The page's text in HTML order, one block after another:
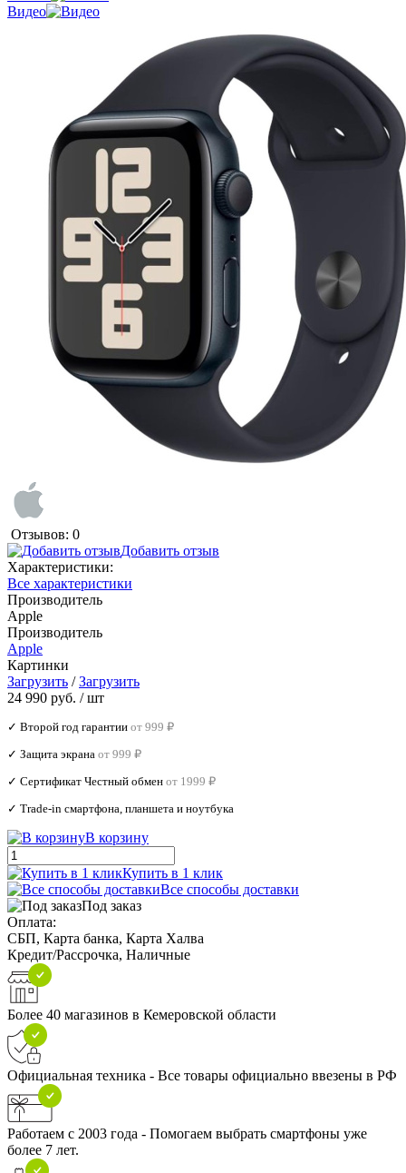
Видео
Отзывов: 0
Добавить отзыв
Характеристики:
Все характеристики
Производитель
Apple
Производитель
Apple
Картинки
Загрузить /Загрузить
24 990 руб. / шт
✓ Второй год гарантии от 999 ₽
✓ Защита экрана от 999 ₽
✓ Сертификат Честный обмен от 1999 ₽
✓ Trade‑in смартфона, планшета и ноутбука
В корзину
Купить в 1 клик
Все способы доставки
Под заказ
Оплата:
СБП, Карта банка, Карта Халва
Кредит/Рассрочка, Наличные
Более 40 магазинов в Кемеровской области
Официальная техника - Все товары официально ввезены в РФ
Работаем с 2003 года - Помогаем выбрать смартфоны уже
более 7 лет.